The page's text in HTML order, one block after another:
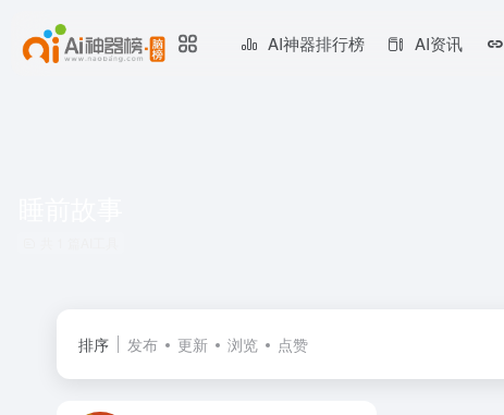
AI神器排行榜 AI资讯
排序 发布 更新 浏览 点赞